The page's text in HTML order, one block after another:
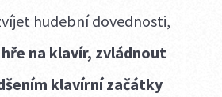
hudební dovednosti,
na klavír, zvládnout
klavírní začátky